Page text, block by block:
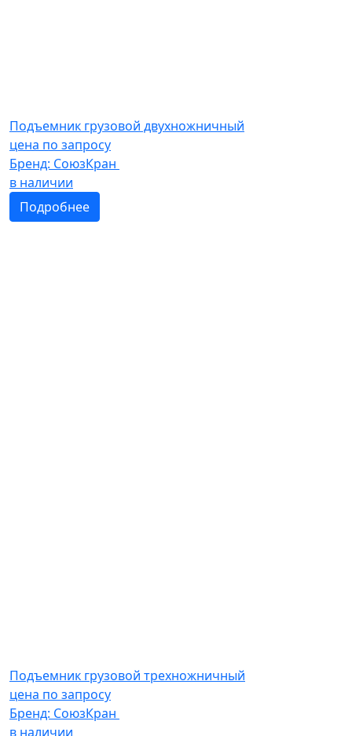
Подъемник грузовой двухножничный
цена по запросу
Бренд: СоюзКран
в наличии
Подробнее
Подъемник грузовой трехножничный
цена по запросу
Бренд: СоюзКран
в наличии